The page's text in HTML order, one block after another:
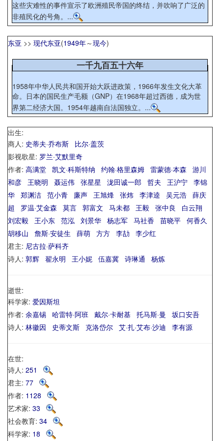
这些灾难性的事件宣示了欧洲殖民帝国的终结，并吹响了广泛的
非殖民化的号角。...
东亚 >> 现代东亚(1949年～现今)
一千九百五十六年
1958年中华人民共和国开始大跃进政策，1966年发生文化大革
命。日本的国民生产毛额（GNP）在1968年超过西德，成为世
界第二经济大国。1954年越南自法国独立。...
出生:
商人: 史蒂夫·乔布斯
比尔·盖茨
影视歌星: 罗兰·艾默里奇
作者: 高满堂 凯文·科斯特纳 约翰·格里森姆 雷蒙德·本森
游川
和彦 王晓明 聂运伟 张星星 泷田诚一郎 哲夫 王沪宁 李锦
华 郑渊洁 范小青 廉声 王旭烽 张炜 李津逵 吴元浩 薛庆
超
罗温·艾金森 莫言 郭富文 马未都 王毅 张中良
白云翔
刘宏毅 王小东 范泓 刘景华 杨志军 马社香 苗晓平 何香久
胡移山
詹斯·安徒生 薛萌 方方 李劼
李少红
君主: 尼古拉·萨科齐
诗人: 郭辉 翟永明 王小妮 伍嘉冀 诗琳通 杨炼
逝世:
科学家: 爱因斯坦
作者: 余嘉锡 哈雷特·阿班 戴尔·卡耐基 托马斯·曼
坂口安吾
诗人: 林徽因 史蒂文斯 克洛岱尔 艾·扎·艾布·沙迪 李有源
在世:
诗人: 251
君主: 77
作者: 1128
艺术家: 33
社会教育: 34
科学家: 18